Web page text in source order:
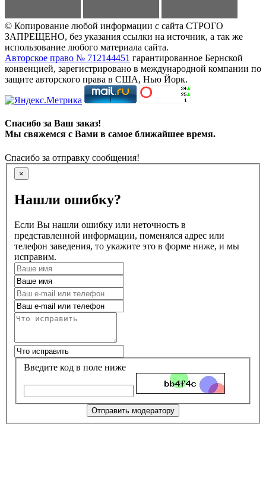
© Копирование любой информации с сайта СТРОГО
ЗАПРЕЩЕНО, без указания ссылки на источник, а так же
использование любого материала сайта.
Авторское право № 712144451 гарантированное Бернской
конвенцией, зарегистрировано в международной компании по
защите авторского права в США, Нью Йорк.
Спасибо за Ваш заказ!
Мы свяжемся с Вами в самое ближайшее время.
Спасибо за отправку сообщения!
×
Нашли ошибку?
Если Вы нашли ошибку или неточность в
представленной информации, поменялся адрес или
телефон заведения, то укажите это в форме ниже, и мы
исправим.
Введите код в поле ниже
Отправить модератору